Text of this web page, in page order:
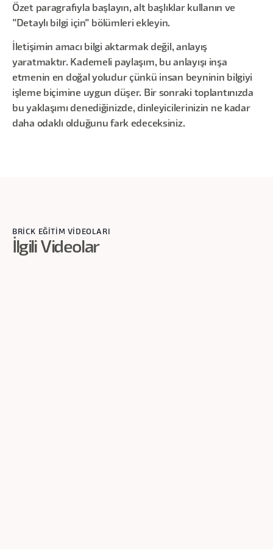
Özet paragrafıyla başlayın, alt başlıklar kullanın ve
"Detaylı bilgi için" bölümleri ekleyin.
İletişimin amacı bilgi aktarmak değil, anlayış
yaratmaktır. Kademeli paylaşım, bu anlayışı inşa
etmenin en doğal yoludur çünkü insan beyninin bilgiyi
işleme biçimine uygun düşer. Bir sonraki toplantınızda
bu yaklaşımı denediğinizde, dinleyicilerinizin ne kadar
daha odaklı olduğunu fark edeceksiniz.
BRİCK EĞİTİM VİDEOLARI
İlgili Videolar